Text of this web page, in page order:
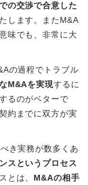
の交渉で合意した
します。またM&A
味でも、非常に大
の過程でトラブル
M&Aを実現するに
るのがベターで
約までに双方が実
き実務が数多くあ
スというプロセス
とは、 M&Aの相手